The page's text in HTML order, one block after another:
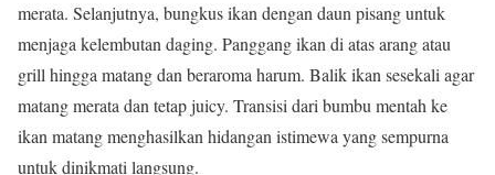
merata. Selanjutnya, bungkus ikan dengan daun pisang untuk
menjaga kelembutan daging. Panggang ikan di atas arang atau
grill hingga matang dan beraroma harum. Balik ikan sesekali agar
matang merata dan tetap juicy. Transisi dari bumbu mentah ke
ikan matang menghasilkan hidangan istimewa yang sempurna
untuk dinikmati langsung.